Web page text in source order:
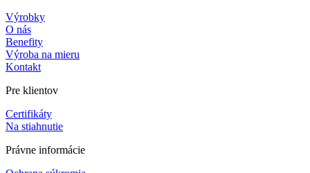
Výrobky
O nás
Benefity
Výroba na mieru
Kontakt
Pre klientov
Certifikáty
Na stiahnutie
Právne informácie